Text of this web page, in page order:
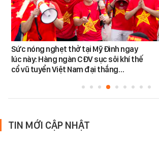
Sức nóng nghẹt thở tại Mỹ Đình ngay
lúc này: Hàng ngàn CĐV sục sôi khí thế
cổ vũ tuyển Việt Nam đại thắng…
TIN MỚI CẬP NHẬT